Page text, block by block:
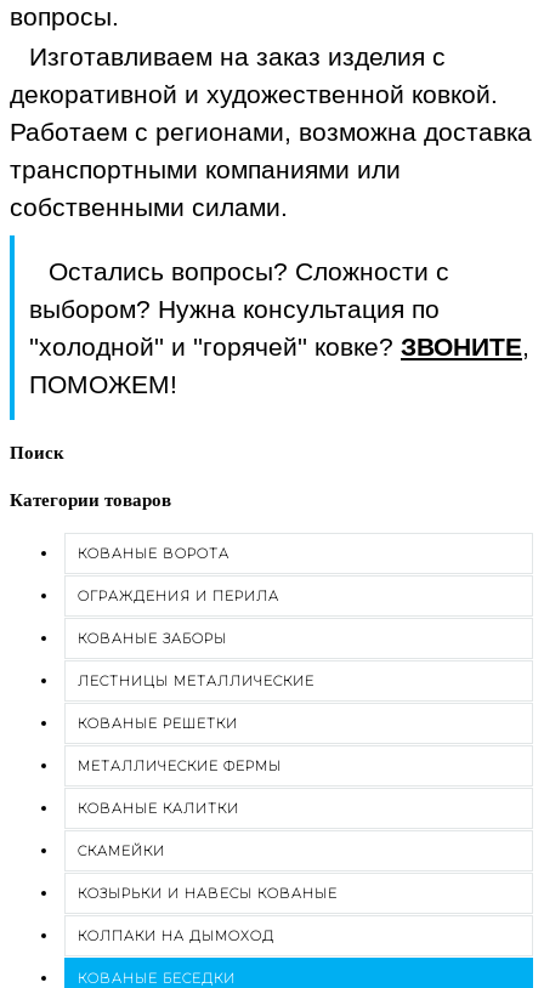
вопросы.
Изготавливаем на заказ изделия с
декоративной и художественной ковкой.
Работаем с регионами, возможна доставка
транспортными компаниями или
собственными силами.
Остались вопросы? Сложности с
выбором? Нужна консультация по
''холодной'' и ''горячей'' ковке? ЗВОНИТЕ
ПОМОЖЕМ!
Поиск
Категории товаров
КОВАНЫЕ ВОРОТА
ОГРАЖДЕНИЯ И ПЕРИЛА
КОВАНЫЕ ЗАБОРЫ
ЛЕСТНИЦЫ МЕТАЛЛИЧЕСКИЕ
КОВАНЫЕ РЕШЕТКИ
МЕТАЛЛИЧЕСКИЕ ФЕРМЫ
КОВАНЫЕ КАЛИТКИ
СКАМЕЙКИ
КОЗЫРЬКИ И НАВЕСЫ КОВАНЫЕ
КОЛПАКИ НА ДЫМОХОД
КОВАНЫЕ БЕСЕДКИ